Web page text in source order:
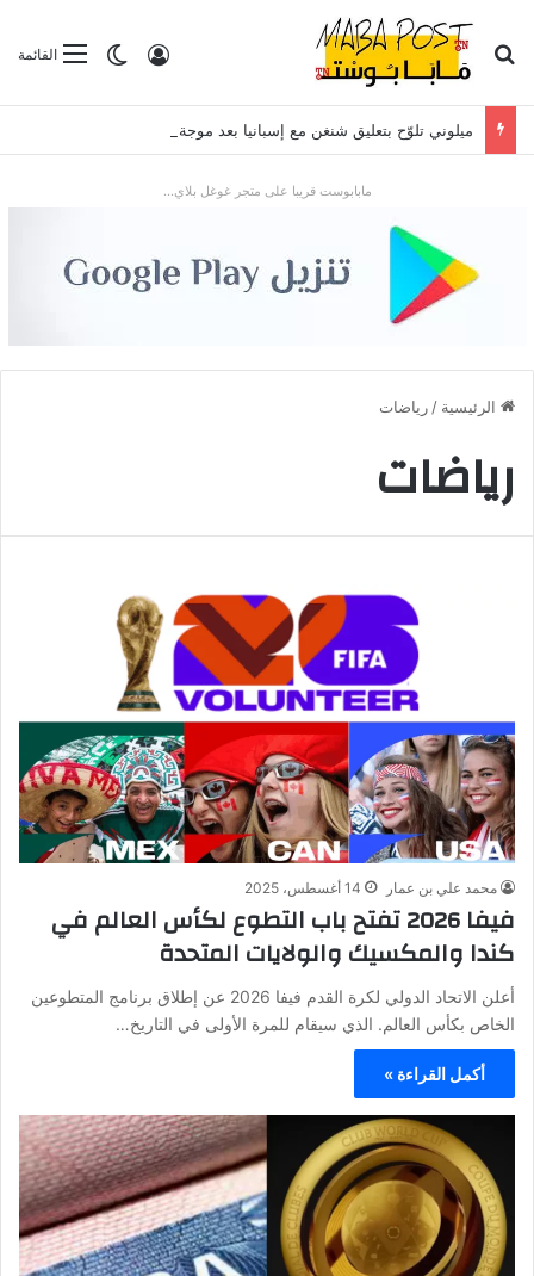
القائمةالوضع
تسجيل الدخول بحث عن
ميلوني تلوّح بتعليق شنغن مع إسبانيا بعد موجة الهجرة في سبتة
مابابوست قريبا على متجر غوغل بلاي...
الرئيسية / رياضات
رياضات
محمد علي بن عمار 14 أغسطس، 2025
فيفا 2026 تفتح باب التطوع لكأس العالم في
كندا والمكسيك والولايات المتحدة
أعلن الاتحاد الدولي لكرة القدم فيفا 2026 عن إطلاق برنامج المتطوعين
الخاص بكأس العالم. الذي سيقام للمرة الأولى في التاريخ…
أكمل القراءة »